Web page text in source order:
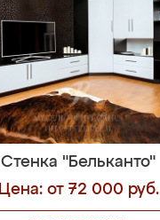
Стенка "Бельканто"
Цена: от 72 000 руб.